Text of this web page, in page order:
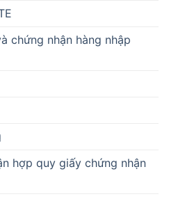
chứng nhận hàng nhập
hợp quy giấy chứng nhận